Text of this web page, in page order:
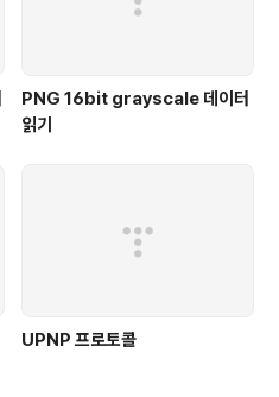
PNG 16bit grayscale 데이터
읽기
UPNP 프로토콜